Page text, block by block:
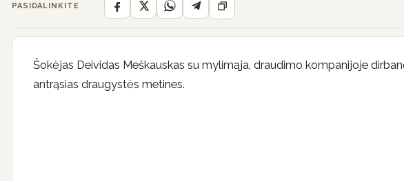
PASIDALINKITE
Šokėjas Deividas Meškauskas su mylimąja, draudimo kompanijoje
antrąsias draugystės metines.